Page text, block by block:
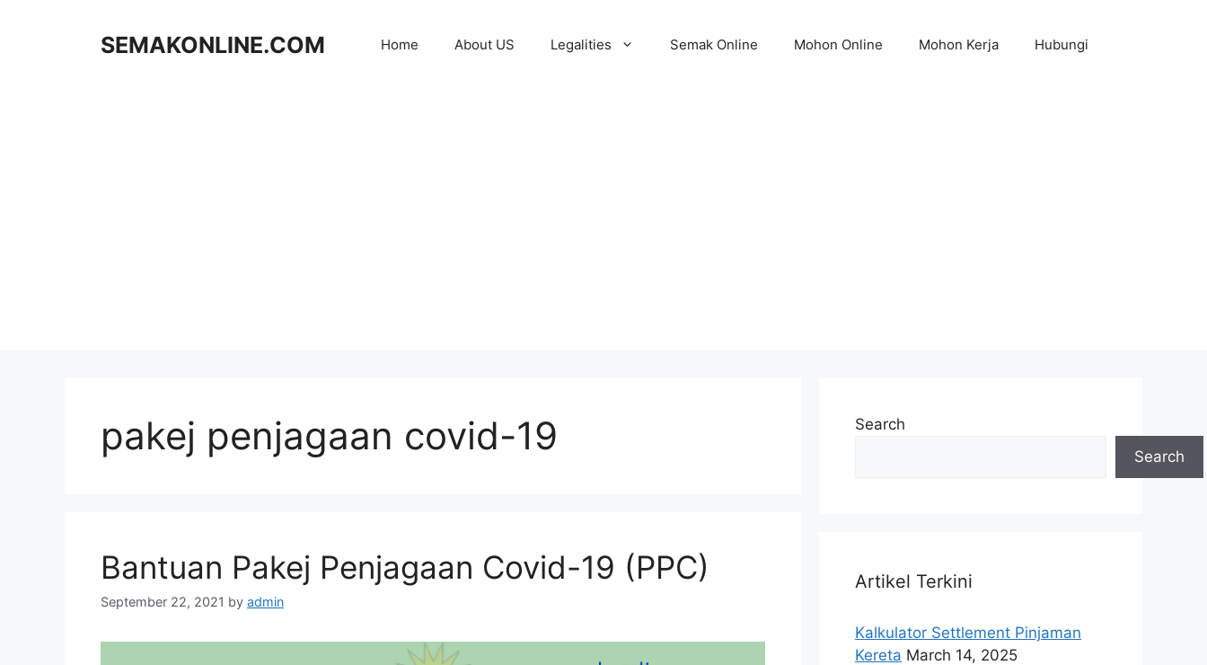
SEMAKONLINE.COM Home About US Legalities Semak Online Mohon Online Mohon Kerja Hubungi
pakej penjagaan covid-19
Bantuan Pakej Penjagaan Covid-19 (PPC)
September 22, 2021 by admin
Search
Search
Artikel Terkini
Kalkulator Settlement Pinjaman
Kereta March 14, 2025